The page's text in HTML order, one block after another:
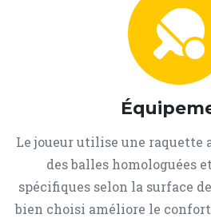
Le joueur utilise une raquette
des balles homologuées
spécifiques selon la surface
bien choisi améliore le